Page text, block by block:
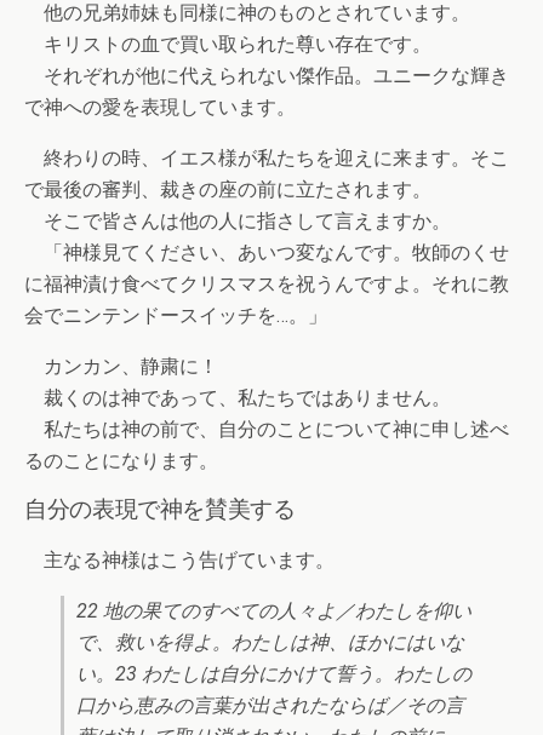
他の兄弟姉妹も同様に神のものとされています。
キリストの血で買い取られた尊い存在です。
それぞれが他に代えられない傑作品。ユニークな輝き
で神への愛を表現しています。
終わりの時、イエス様が私たちを迎えに来ます。そこ
で最後の審判、裁きの座の前に立たされます。
そこで皆さんは他の人に指さして言えますか。
「神様見てください、あいつ変なんです。牧師のくせ
に福神漬け食べてクリスマスを祝うんですよ。それに教
会でニンテンドースイッチを…。」
カンカン、静粛に！
裁くのは神であって、私たちではありません。
私たちは神の前で、自分のことについて神に申し述べ
るのことになります。
自分の表現で神を賛美する
主なる神様はこう告げています。
22 地の果てのすべての人々よ／わたしを仰い
で、救いを得よ。わたしは神、ほかにはいな
い。23 わたしは自分にかけて誓う。わたしの
口から恵みの言葉が出されたならば／その言